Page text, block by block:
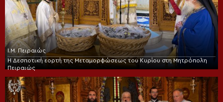
Ι.Μ. Πειραιώς
Η Δεσποτική εορτή της Μεταμορφώσεως του Κυρίου στη Μητρόπολη
Πειραιώς